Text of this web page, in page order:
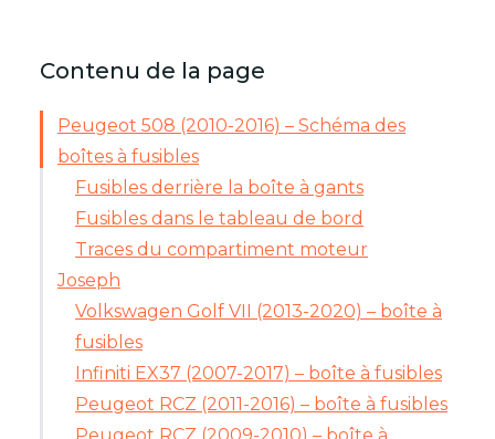
Contenu de la page
Peugeot 508 (2010-2016) – Schéma des
boîtes à fusibles
Fusibles derrière la boîte à gants
Fusibles dans le tableau de bord
Traces du compartiment moteur
Joseph
Volkswagen Golf VII (2013-2020) – boîte à
fusibles
Infiniti EX37 (2007-2017) – boîte à fusibles
Peugeot RCZ (2011-2016) – boîte à fusibles